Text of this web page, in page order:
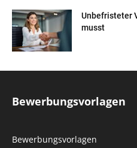
Unbefristeter
musst
Bewerbungsvorlagen
Bewerbungsvorlagen